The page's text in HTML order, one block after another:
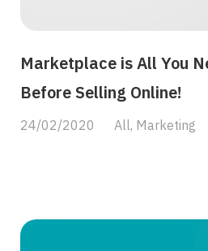
ให้ทีมงานสามารถค้นหา จัดเก็บ แ
สีดำ ไซส์ L ว่า “TSH-BK-L” เพื่อแย
ได้อย่างชัดเจน การมี SKU ช่วยลดค
จัดการสินค้าในคลังได้อย่างมีประสิท
ค้าเริ่มมีจำนวนสินค้าเพิ่มขึ้นเรื่อยๆ […]
Marketplace is All You
Before Selling Online!
24/02/2020 All, Marketing